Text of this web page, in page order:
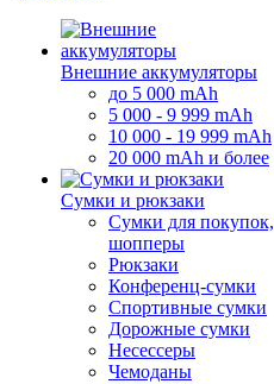
Внешние аккумуляторы
до 5 000 mAh
5 000 - 9 999 mAh
10 000 - 19 999 mAh
20 000 mAh и более
Сумки и рюкзаки
Сумки для покупок,
шопперы
Рюкзаки
Конференц-сумки
Спортивные сумки
Дорожные сумки
Несессеры
Чемоданы